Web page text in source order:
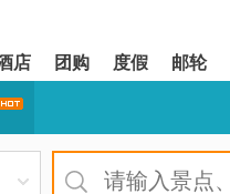
店 团购 度假 邮轮